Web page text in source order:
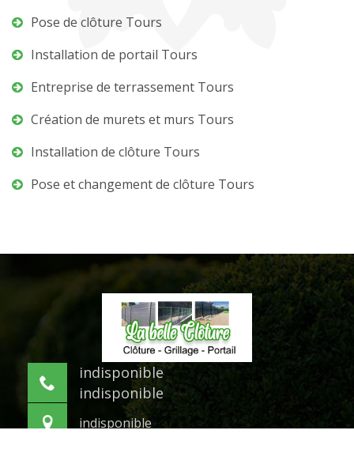
Pose de clôture Tours
Installation de portail Tours
Entreprise de terrassement Tours
Création de murets et murs Tours
Installation de clôture Tours
Pose et changement de clôture Tours
indisponible
indisponible
indisponible